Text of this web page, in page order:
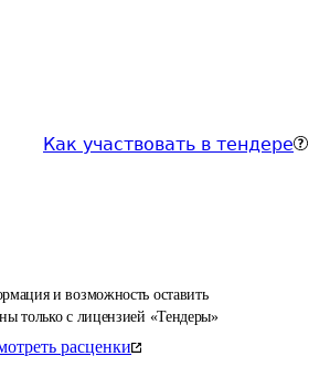
Как участвовать в тендере
и возможность оставить
только с лицензией «Тендеры»
расценки